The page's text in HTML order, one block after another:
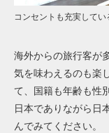
コンセントも充実してい
海外からの旅行客が
気を味わえるのも楽
て、国籍も年齢も性
日本でありながら日
んでみてください。